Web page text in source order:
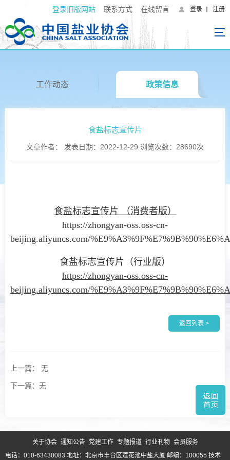
登录旧版网站 联系方式 在线留言 登录 注册
工作动态 政策信息
食盐标志宣传片
文章作者： 发表日期：2022-12-29 浏览次数：28690次
食盐标志宣传片 （消费者版）
https://zhongyan-oss.oss-cn-
beijing.aliyuncs.com/
食盐标志宣传片（行业版）
https://zhongyan-oss.oss-cn-
beijing.aliyuncs.com/
返回列表 >
上一篇： 无
下一篇：无
关于协会 通知公告 党建工作 专题报道 行业刊物 会员服务
电话：010-63430083 地址：北京市丰台区莲花池中盐大厦 邮编：100055 技术